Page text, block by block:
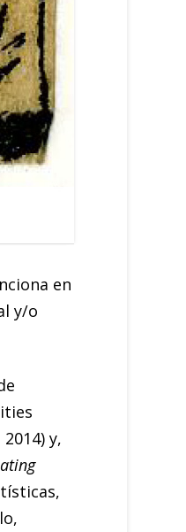
en
y/o
y,